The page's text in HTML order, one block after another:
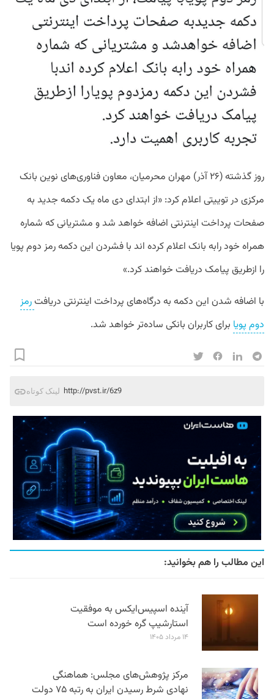
روز گذشته (۲۶ آذر) مهران محرمیان، معاون فناوری‌های نوین بانک
مرکزی در توییتی اعلام کرد: «از ابتدای دی ماه یک دکمه جدید به
صفحات پرداخت اینترنتی اضافه خواهد شد و مشتریانی که شماره
همراه خود رابه بانک اعلام کرده اند با فشردن این دکمه رمز دوم پویا
را ازطریق پیامک دریافت خواهند کرد.»
با اضافه شدن این دکمه به درگاه‌های پرداخت اینترنتی دریافترمز
دوم پویا برای کاربران بانکی ساده‌تر خواهد شد.
لینک کوتاه http://pvst.ir/6z9
این مطالب را هم بخوانید:
آینده اسپیس‌ایکس به موفقیت
استارشیپ گره خورده است
۱۴ مرداد ۱۴۰۵
مرکز پژوهش‌های مجلس: هماهنگی
نهادی شرط رسیدن ایران به رتبه ۷۵ دولت